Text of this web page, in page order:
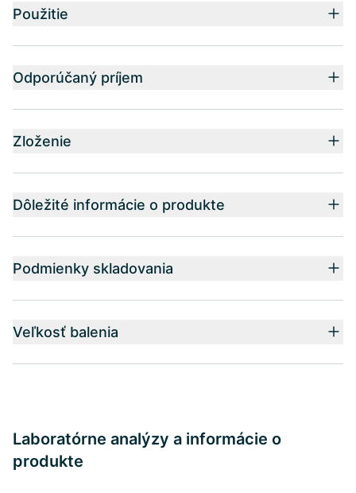
Použitie
Odporúčaný príjem
Zloženie
Dôležité informácie o produkte
Podmienky skladovania
Veľkosť balenia
Laboratórne analýzy a informácie o
produkte